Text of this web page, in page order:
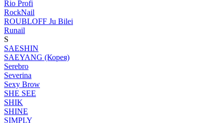
Rio Profi
RockNail
ROUBLOFF Ju Bilei
Runail
S
SAESHIN
SAEYANG (Корея)
Serebro
Severina
Sexy Brow
SHE SEE
SHIK
SHINE
SIMPLY